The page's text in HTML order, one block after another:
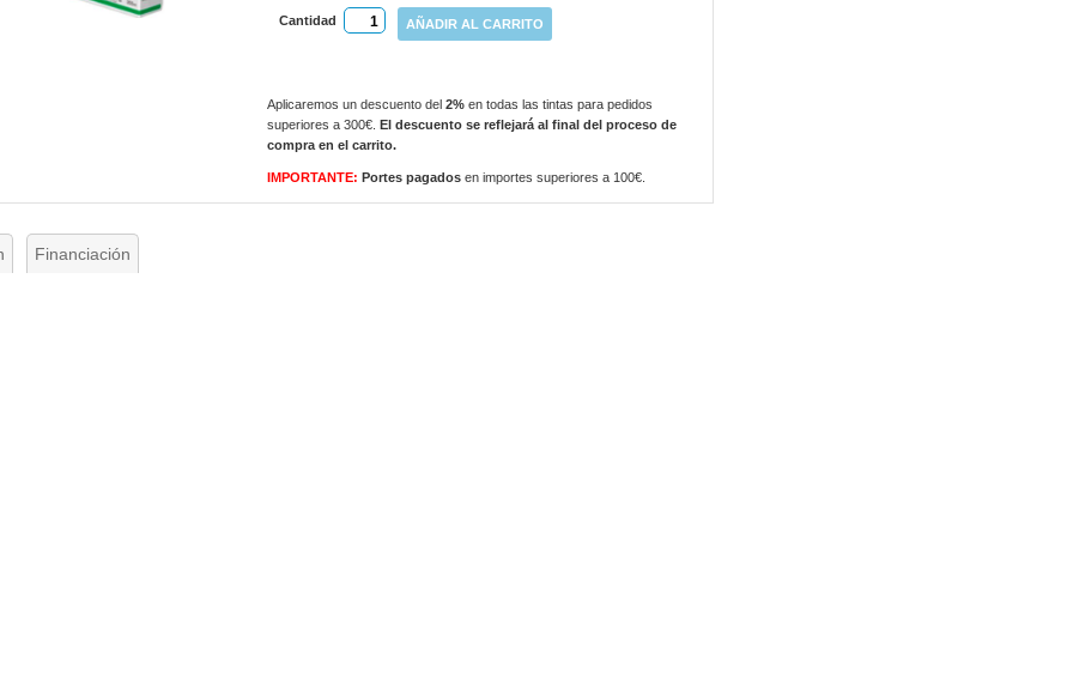
Cantidad AÑADIR AL CARRITO
Aplicaremos un descuento del2% en todas las tintas para pedidos
superiores a 300€.El descuento se reflejará al final del proceso de
compra en el carrito.
IMPORTANTE: Portes pagadosen importes superiores a 100€.
Financiación